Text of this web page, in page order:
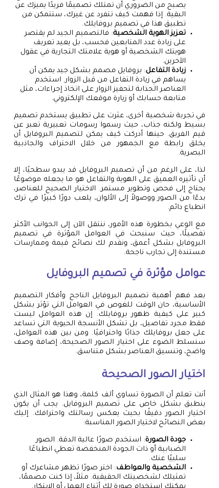
يصبح من الضروري أن تمتلك تصميمًا فريدًا يميزك عن
البقية. إذا فهمت كيف تتفرد عن غيرك، ستتمكن من
تطبيق هذا في تصميم بروفايلك.
تعزيز الهوية الشخصية: فالتصميم الجيد لم يقتصر
على زيادة عدد المتابعين فحسب، بل يعيد تعريف
هويتك الشخصية أو هوية علامتك التجارية في عقول
الآخرين.
زيادة التفاعل: بروفايل مصمم بشكل جيد يمكن أن
يساهم في زيادة التفاعل من قبل الزوار. استخدم
العناصر الجذابة لتحفيز الزوار على اتخاذ إجراءات، مثل
متابعة حسابك أو زيارة موقعك الإلكتروني.
في تجربة شخصية أخرى، عثرت على تطبيق يستخدم تصميم
بسيط ولكنه جذاب، حيث رسموا رسومات تعبيرية تعبر عن
قيم الفريق. حينها أدركت كيف يمكن لتصميم البروفايل أن
يخلق رابطة مع الجمهور من خلال الاحتراف والجاذبية
البصرية.
لذا، على الرغم من أن تصميم البروفايل قد يبدو سطحيًا، إلا
أن تأثيره العميق على الهوية والتفاعل هو ما يجعله موضوعًا
يحتاج إلى فحص وتطوير مستمر. الاختيار الصحيح للعناصر،
بدءًا من الصور ووصولاً إلى الألوان، يلعب دورًا كبيرًا في ترك
انطباع دائم.
مع الوعي بخطورة هذه الأمور، ننتقل الآن إلى الجوانب الأكثر
تفصيلًا، حيث سنبحث في العوامل المؤثرة في تصميم
البروفايل بشكل أعمق، ونقدم لك نصائح قيمة وممارسات
مستندة إلى تجارب ناجحة.
عوامل مؤثرة في تصميم البروفايل
بعد فهم أهمية تصميم البروفايل الناجح وأفكار التصميم
الأساسية، حان الوقت للغوص في العوامل التي تؤثر بشكل
كبير على كيفية ظهور بروفايلك. إن هذه العوامل ليست
فقط مجرد تفاصيل، بل تشكل الأنسجة الحيوية التي تساعد
على جعل بروفايلك جذابًا واحترافيًا. ومن بين هذه العوامل،
سنسلط الضوء على اختيار الصور الصحيحة، إضافة وصف
واضح، وتنسيق العناصر بشكل متناسق.
اختيار الصور الصحيحة
أنت تعلم أن الصورة تساوي ألف كلمة، وهذا هو المثال الذي
ينطبق بشكل خاص على تصميم البروفايل. يجب أن يكون
اختيار الصور دقيقًا بحيث يعكس رسالتك واحترافك. إليك
بعض النصائح لاختيار الصور المناسبة:
جودة الصورة: استخدم صورًا عالية الدقة. الصور
الضبابية أو ذات الجودة المنخفضة تعطي انطباعًا
سلبيًا عنك.
الشخصية والعواطف: اختر صورًا تظهر مشاعرك أو
تمثيلك لشخصيتك الحقيقية. مثلاً، إذا كنت مصممًا،